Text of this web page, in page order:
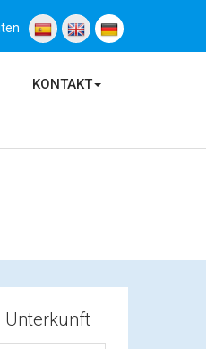
KONTAKT
Unterkunft